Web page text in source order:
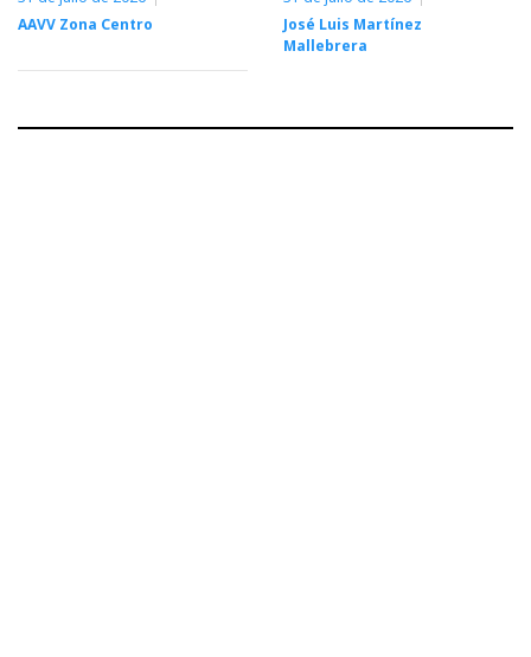
AAVV Zona Centro
José Luis Martínez
Mallebrera